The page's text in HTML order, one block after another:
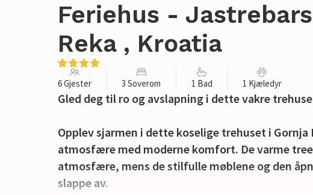
Feriehus -
Reka , Kroatia
6 Gjester 3 Soverom 1 Bad 1 Kjæledyr
Gled deg til ro og avslapning i dette vakre
Opplev sjarmen i dette koselige trehuset i
atmosfære med moderne komfort. De varme
atmosfære, mens de stilfulle møblene og den
slappe av.